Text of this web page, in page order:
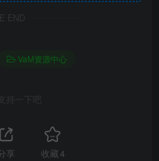
END
VaM资源中心
持一下吧
享 收藏4